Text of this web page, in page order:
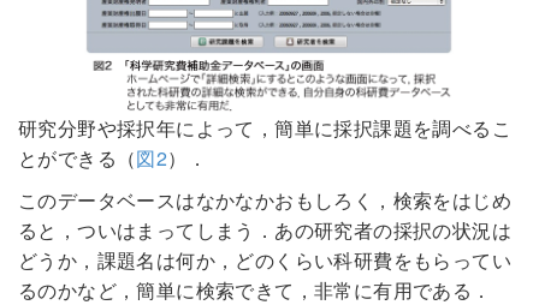
研究分野や採択年によって，簡単に採択課題を調べるこ
とができる（図2）．
このデータベースはなかなかおもしろく，検索をはじめ
ると，ついはまってしまう．あの研究者の採択の状況は
どうか，課題名は何か，どのくらい科研費をもらってい
るのかなど，簡単に検索できて，非常に有用である．